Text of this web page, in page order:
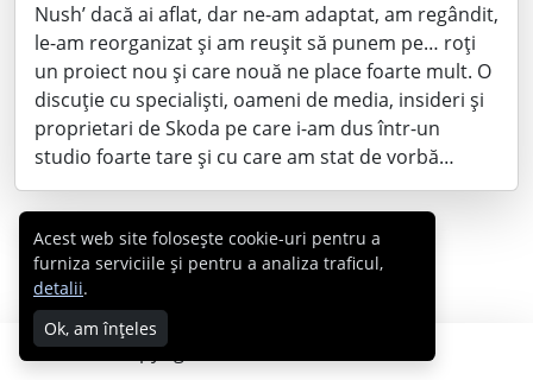
Nush’ dacă ai aflat, dar ne-am adaptat, am regândit,
le-am reorganizat și am reușit să punem pe… roți
un proiect nou și care nouă ne place foarte mult. O
discuție cu specialiști, oameni de media, insideri și
proprietari de Skoda pe care i-am dus într-un
studio foarte tare și cu care am stat de vorbă…
Copyright © 2007 - 2026 Cabral.ro
Acest web site folosește cookie-uri pentru a
furniza serviciile și pentru a analiza traficul,
detalii.
Ok, am înțeles